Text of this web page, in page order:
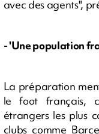
avec des agents",
- 'Une population
La préparation
le foot français,
étrangers les plus
clubs comme